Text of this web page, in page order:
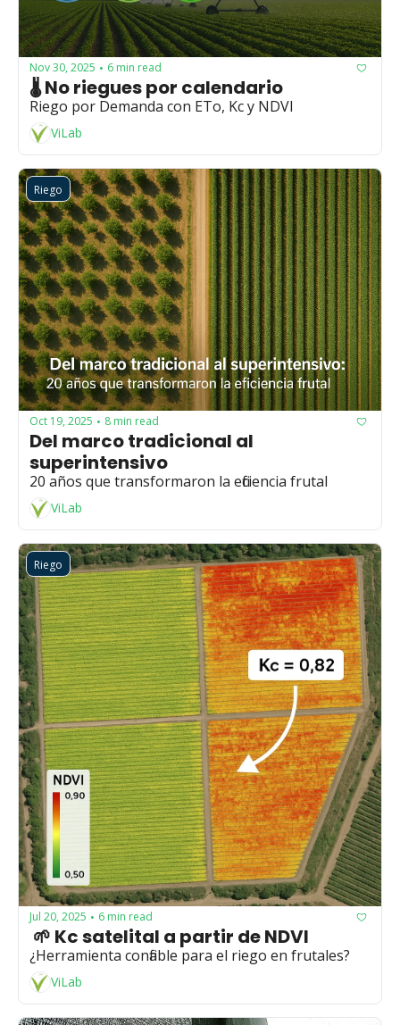
Nov 30, 2025 • 6 min read
🌡️ No riegues por calendario
Riego por Demanda con ETo, Kc y NDVI
ViLab
Riego
Oct 19, 2025 • 8 min read
Del marco tradicional al
superintensivo
20 años que transformaron la eficiencia frutal
ViLab
Riego
Jul 20, 2025 • 6 min read
🌱 Kc satelital a partir de NDVI
¿Herramienta confiable para el riego en frutales?
ViLab